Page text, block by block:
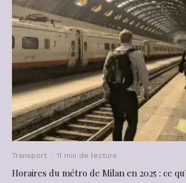
Transport · 11 min de lecture
Horaires du métro de Milan en 2025 : ce